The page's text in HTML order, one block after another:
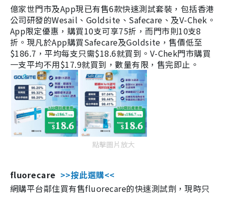
億家世門市及App現已有售6款快速測試套裝，包括香港
公司研發的Wesail、Goldsite、Safecare、及V-Chek。
App限定優惠，購買10支可享75折，而門市則10支8
折。現凡於App購買Safecare及Goldsite，售價低至
$186.7，平均每支只需$18.6就買到。V-Chek門市購買
一支平均不用$17.9就買到，數量有限，售完即止。
點擊圖片放大
fluorecare >>按此選購<<
網購平台鄰住買有售fluorecare的快速測試劑，現時只